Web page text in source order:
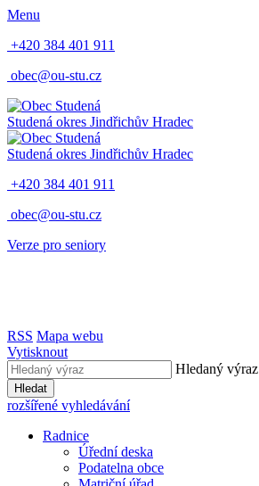
Menu
+420 384 401 911
obec@ou-stu.cz
Studená okres Jindřichův Hradec
Studená okres Jindřichův Hradec
+420 384 401 911
obec@ou-stu.cz
Verze pro seniory
RSS Mapa webu
Vytisknout
Hledaný výraz
Hledat
rozšířené vyhledávání
Radnice
Úřední deska
Podatelna obce